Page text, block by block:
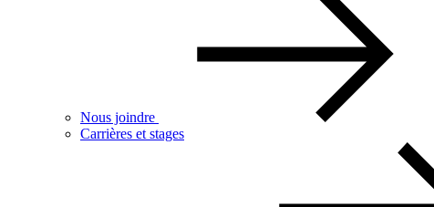
Nous joindre
Carrières et stages